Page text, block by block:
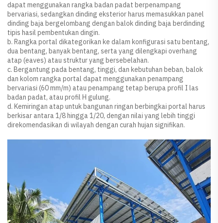
dapat menggunakan rangka badan padat berpenampang
bervariasi, sedangkan dinding eksterior harus memasukkan panel
dinding baja bergelombang dengan balok dinding baja berdinding
tipis hasil pembentukan dingin.
b. Rangka portal dikategorikan ke dalam konfigurasi satu bentang,
dua bentang, banyak bentang, serta yang dilengkapi overhang
atap (eaves) atau struktur yang bersebelahan.
c. Bergantung pada bentang, tinggi, dan kebutuhan beban, balok
dan kolom rangka portal dapat menggunakan penampang
bervariasi (60 mm/m) atau penampang tetap berupa profil I las
badan padat, atau profil H gulung.
d. Kemiringan atap untuk bangunan ringan berbingkai portal harus
berkisar antara 1/8 hingga 1/20, dengan nilai yang lebih tinggi
direkomendasikan di wilayah dengan curah hujan signifikan.